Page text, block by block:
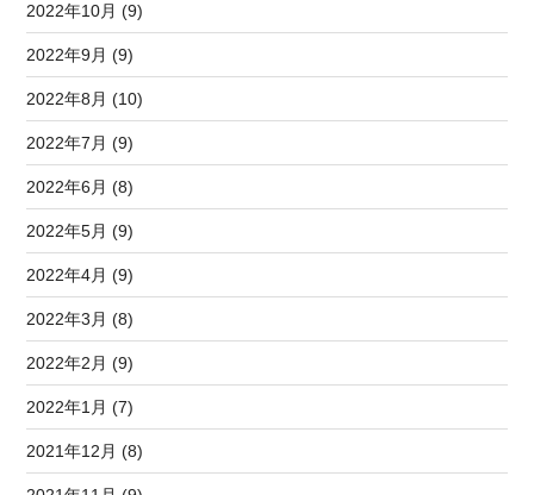
2022年10月 (9)
2022年9月 (9)
2022年8月 (10)
2022年7月 (9)
2022年6月 (8)
2022年5月 (9)
2022年4月 (9)
2022年3月 (8)
2022年2月 (9)
2022年1月 (7)
2021年12月 (8)